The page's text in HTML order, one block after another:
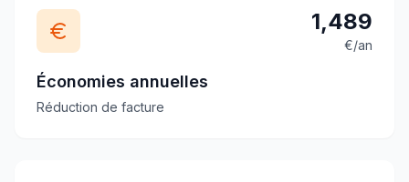
1,489
€/an
Économies annuelles
Réduction de facture